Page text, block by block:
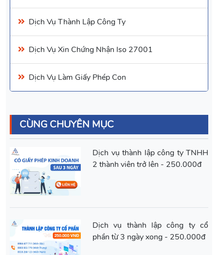
Dịch Vụ Thành Lập Công Ty
Dịch Vụ Xin Chứng Nhận Iso 27001
Dịch Vụ Làm Giấy Phép Con
CÙNG CHUYÊN MỤC
Dịch vụ thành lập công ty TNHH
2 thành viên trở lên - 250.000đ
Dịch vụ thành lập công ty cổ
phần từ 3 ngày xong - 250.000đ